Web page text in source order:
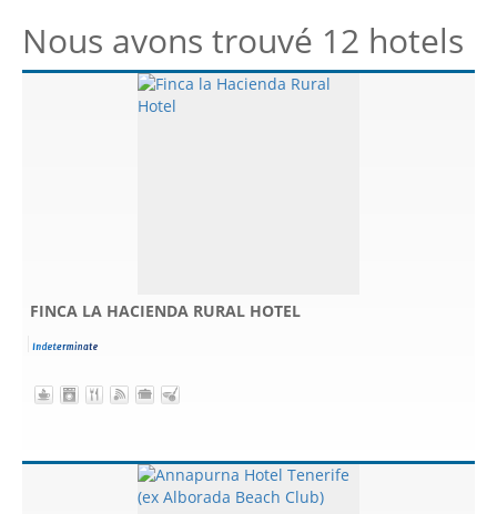
Nous avons trouvé 12 hotels
FINCA LA HACIENDA RURAL HOTEL